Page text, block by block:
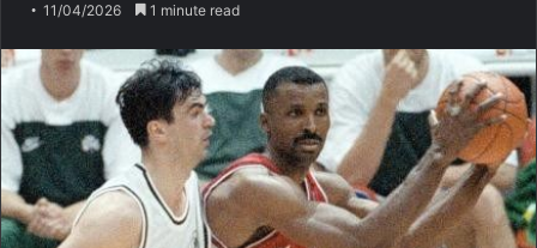
11/04/2026 1 minute read